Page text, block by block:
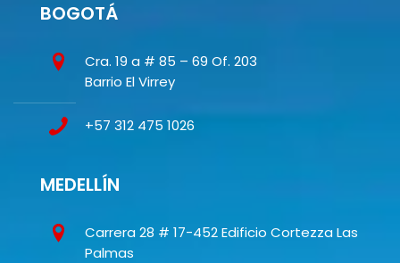
BOGOTÁ
Cra. 19 a # 85 – 69 Of. 203
Barrio El Virrey
+57 312 475 1026
MEDELLÍN
Carrera 28 # 17-452 Edificio Cortezza Las
Palmas